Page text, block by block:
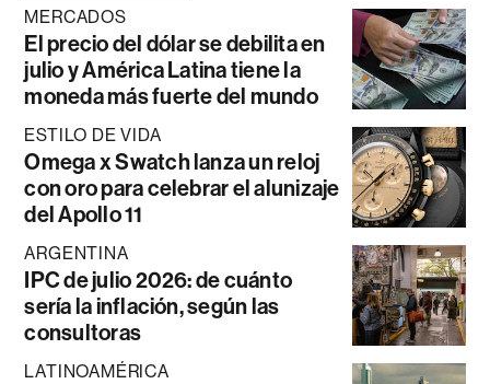
MERCADOS
El precio del dólar se debilita en
julio y América Latina tiene la
moneda más fuerte del mundo
ESTILO DE VIDA
Omega x Swatch lanza un reloj
con oro para celebrar el alunizaje
del Apollo 11
ARGENTINA
IPC de julio 2026: de cuánto
sería la inflación, según las
consultoras
LATINOAMÉRICA